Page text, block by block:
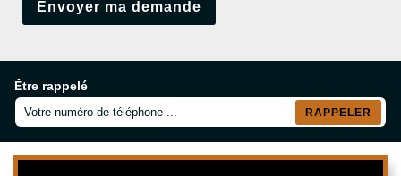
Être rappelé